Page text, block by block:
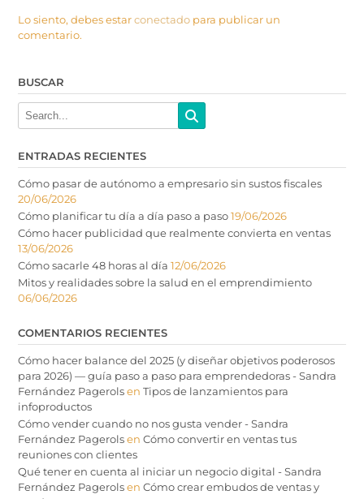
Lo siento, debes estarconectado para publicar un
comentario.
BUSCAR
ENTRADAS RECIENTES
Cómo pasar de autónomo a empresario sin sustos fiscales
20/06/2026
Cómo planificar tu día a día paso a paso19/06/2026
Cómo hacer publicidad que realmente convierta en ventas
13/06/2026
Cómo sacarle 48 horas al día 12/06/2026
Mitos y realidades sobre la salud en el emprendimiento
06/06/2026
COMENTARIOS RECIENTES
Cómo hacer balance del 2025 (y diseñar objetivos poderosos
para 2026) — guía paso a paso para emprendedoras - Sandra
Fernández Pagerolsen Tipos de lanzamientos para
infoproductos
Cómo vender cuando no nos gusta vender - Sandra
Fernández Pagerolsen Cómo convertir en ventas tus
reuniones con clientes
Qué tener en cuenta al iniciar un negocio digital - Sandra
Fernández Pagerolsen Cómo crear embudos de ventas y